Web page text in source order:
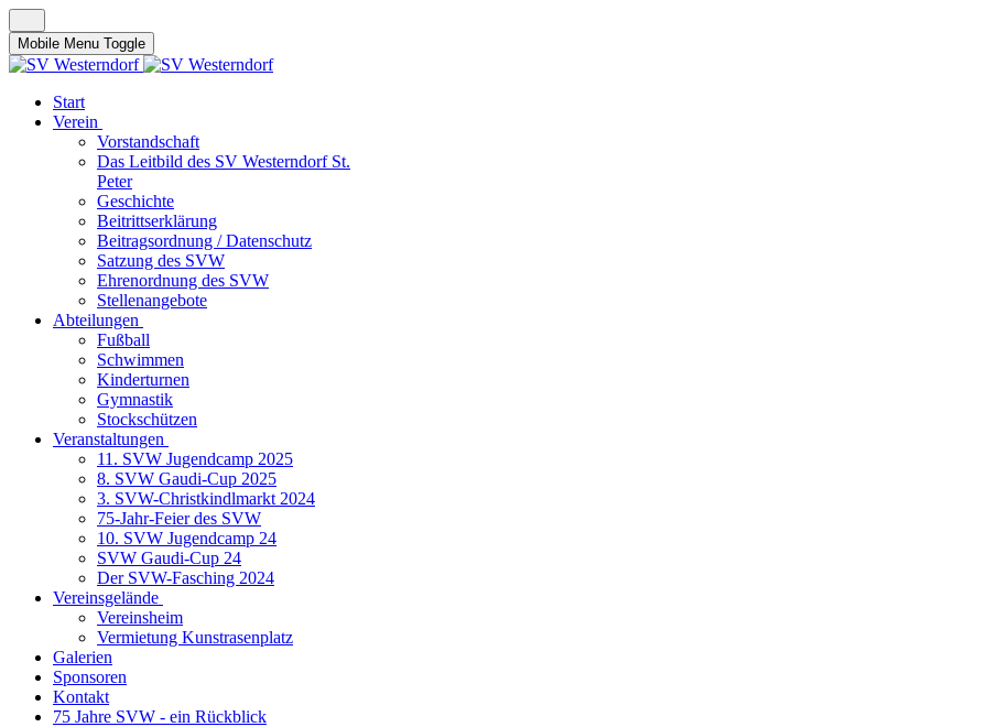
Mobile Menu Toggle
Start
Verein
Vorstandschaft
Das Leitbild des SV Westerndorf St.
Peter
Geschichte
Beitrittserklärung
Beitragsordnung / Datenschutz
Satzung des SVW
Ehrenordnung des SVW
Stellenangebote
Abteilungen
Fußball
Schwimmen
Kinderturnen
Gymnastik
Stockschützen
Veranstaltungen
11. SVW Jugendcamp 2025
8. SVW Gaudi-Cup 2025
3. SVW-Christkindlmarkt 2024
75-Jahr-Feier des SVW
10. SVW Jugendcamp 24
SVW Gaudi-Cup 24
Der SVW-Fasching 2024
Vereinsgelände
Vereinsheim
Vermietung Kunstrasenplatz
Galerien
Sponsoren
Kontakt
75 Jahre SVW - ein Rückblick